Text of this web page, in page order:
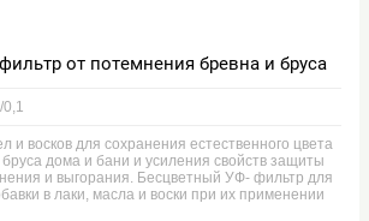
от потемнения бревна и бруса
и восков для сохранения естественного цвета
дома и бани и усиления свойств защиты
и выгорания. Бесцветный УФ- фильтр для
в лаки, масла и воски при их применении